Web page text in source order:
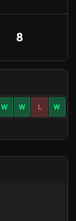
8
W W L W